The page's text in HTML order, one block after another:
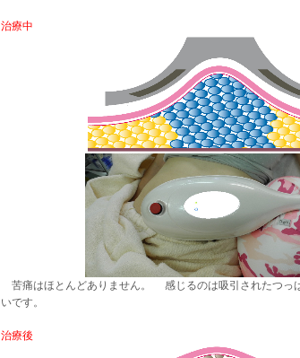
治療中
苦痛はほとんどありません。 感じるのは吸引されたつっ
いです。
治療後